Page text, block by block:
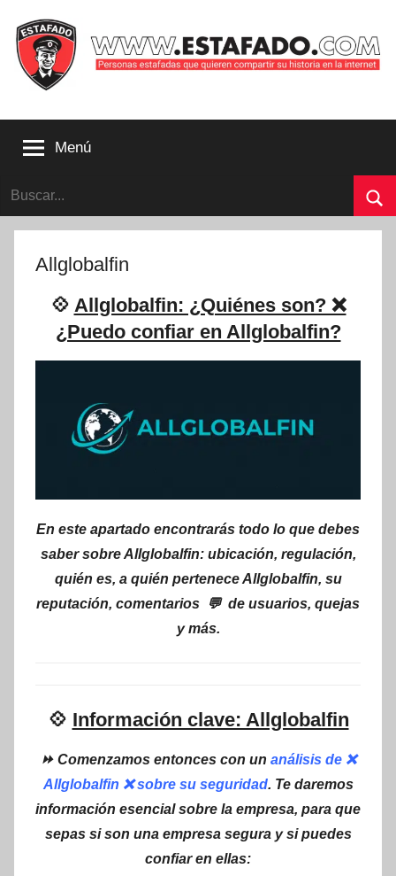
contenido
que
compartir
su
internet
Estafado.com
Menú
Buscar:
Allglobalfin
💠 Allglobalfin: ¿Quiénes son? ❌
¿Puedo confiar en Allglobalfin?
En este apartado encontrarás todo lo que debes
saber sobre Allglobalfin: ubicación, regulación,
quién es, a quién pertenece Allglobalfin, su
reputación, comentarios 💬 de usuarios, quejas
y más.
💠 Información clave: Allglobalfin
⏩ Comenzamos entonces con un análisis de ❌
Allglobalfin ❌ sobre su seguridad. Te daremos
información esencial sobre la empresa, para que
sepas si son una empresa segura y si puedes
confiar en ellas: